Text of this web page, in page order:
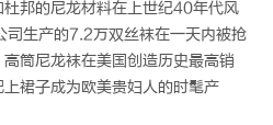
邦的尼龙材料在上世纪40年代风
生产的7.2万双丝袜在一天内被抢
筒尼龙袜在美国创造历史最高销
裙子成为欧美贵妇人的时髦产